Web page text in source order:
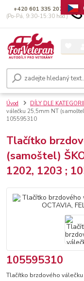
+420 601 335 207
(Po-Pá, 9:30-15:30 hod.)
Úvod DÍLY DLE
válečku 25,5mm NT
105595310
Tlačítko
(samoštel)
1202, 1203 ;
105595310
Tlačítko brzdového válečku